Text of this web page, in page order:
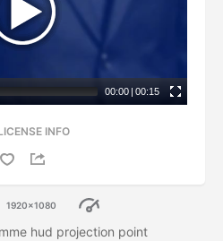
00:00 | 00:15
INFO
1920x1080
hud projection point